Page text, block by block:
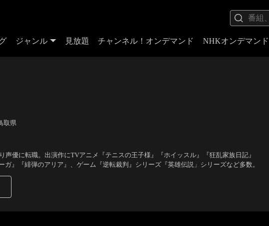
ジャンル 見放題 チャンネル！オンデマンド NHKオンデマンド
取県
声優に転職。出演作にTVアニメ『テニスの王子様』『ホイッスル』『狂乱家族日記』
ガ』『緋弾のアリア』、ゲーム『逆転裁判』シリーズ『英雄伝説」シリーズなど多数。